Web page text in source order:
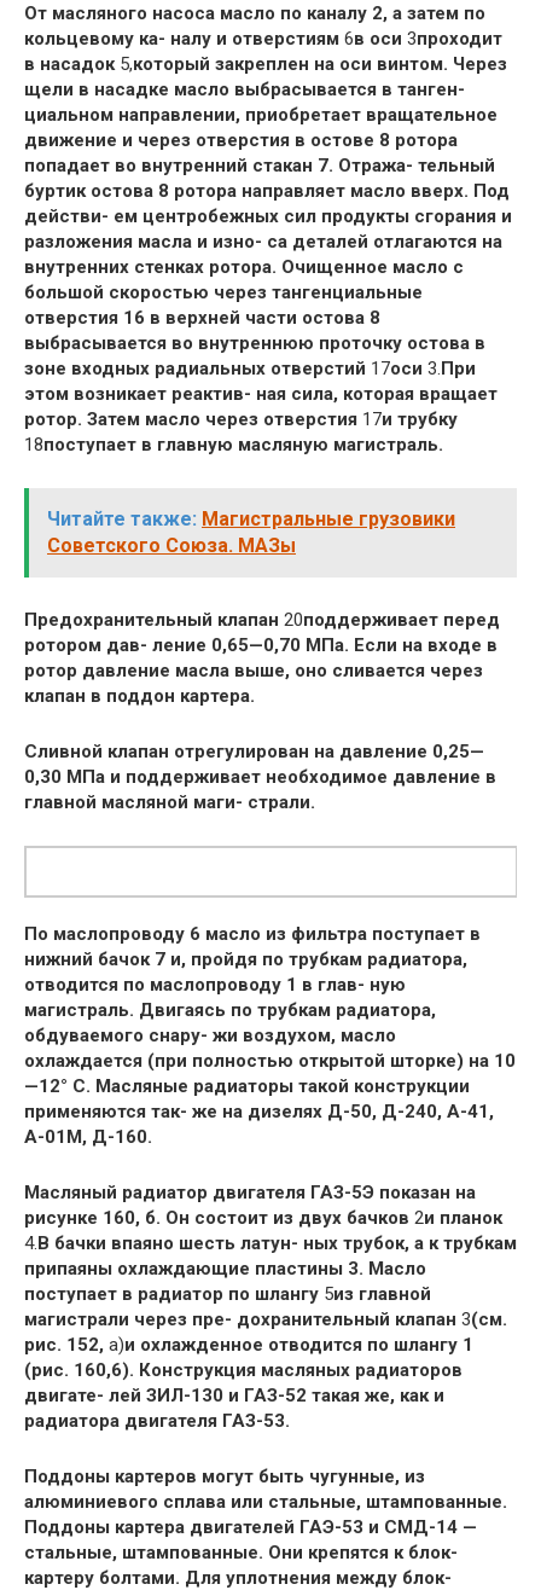
От масляного насоса масло по каналу 2, а затем по
кольцевому ка- налу и отверстиям 6в оси 3проходит
в насадок5,который закреплен на оси винтом. Через
щели в насадке масло выбрасывается в танген-
циальном направлении, приобретает вращательное
движение и через отверстия в остове 8 ротора
попадает во внутренний стакан 7. Отража- тельный
буртик остова 8 ротора направляет масло вверх. Под
действи- ем центробежных сил продукты сгорания и
разложения масла и изно- са деталей отлагаются на
внутренних стенках ротора. Очищенное масло с
большой скоростью через тангенциальные
отверстия 16 в верхней части остова 8
выбрасывается во внутреннюю проточку остова в
зоне входных радиальных отверстий 17оси 3.При
этом возникает реактив- ная сила, которая вращает
ротор. Затем масло через отверстия 17и трубку
18поступает в главную масляную магистраль.
Читайте также: Магистральные грузовики
Советского Союза. МАЗы
Предохранительный клапан 20поддерживает перед
ротором дав- ление 0,65—0,70 МПа. Если на входе в
ротор давление масла выше, оно сливается через
клапан в поддон картера.
Сливной клапан отрегулирован на давление 0,25—
0,30 МПа и поддерживает необходимое давление в
главной масляной маги- страли.
По маслопроводу 6 масло из фильтра поступает в
нижний бачок 7 и, пройдя по трубкам радиатора,
отводится по маслопроводу 1 в глав- ную
магистраль. Двигаясь по трубкам радиатора,
обдуваемого снару- жи воздухом, масло
охлаждается (при полностью открытой шторке) на 10
—12° С. Масляные радиаторы такой конструкции
применяются так- же на дизелях Д-50, Д-240, А-41,
А-01М, Д-160.
Масляный радиатор двигателя ГАЗ-5Э показан на
рисунке 160, б. Он состоит из двух бачков 2и планок
4.В бачки впаяно шесть латун- ных трубок, а к трубкам
припаяны охлаждающие пластины 3. Масло
поступает в радиатор по шлангу 5из главной
магистрали через пре- дохранительный клапан 3(см.
рис. 152, а)и охлажденное отводится по шлангу 1
(рис. 160,6). Конструкция масляных радиаторов
двигате- лей ЗИЛ-130 и ГАЗ-52 такая же, как и
радиатора двигателя ГАЗ-53.
Поддоны картеров могут быть чугунные, из
алюминиевого сплава или стальные, штампованные.
Поддоны картера двигателей ГАЭ-53 и СМД-14 —
стальные, штампованные. Они крепятся к блок-
картеру болтами. Для уплотнения между блок-